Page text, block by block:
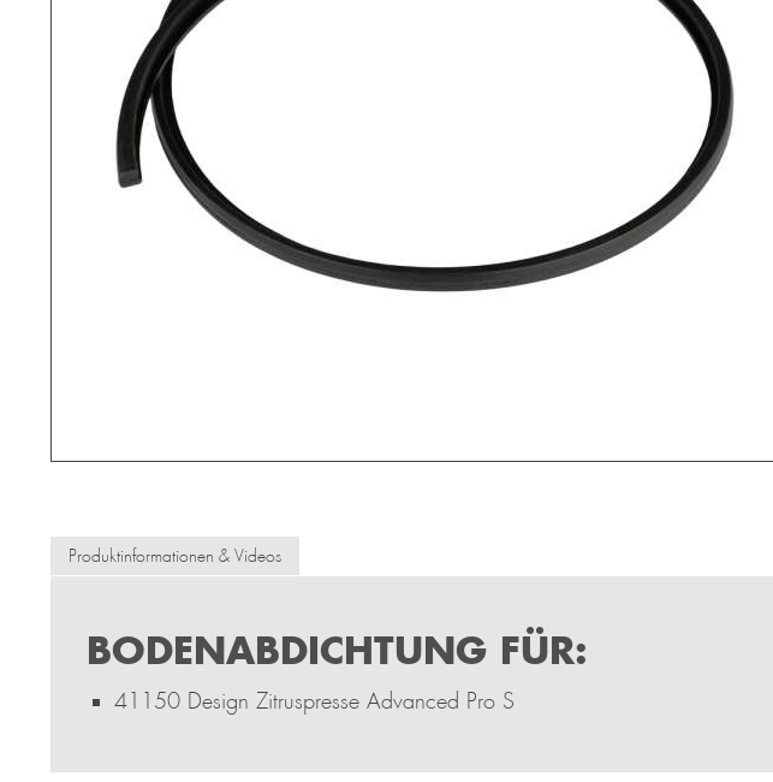
Produktinformationen & Videos
BODENABDICHTUNG FÜR:
41150 Design Zitruspresse Advanced Pro S